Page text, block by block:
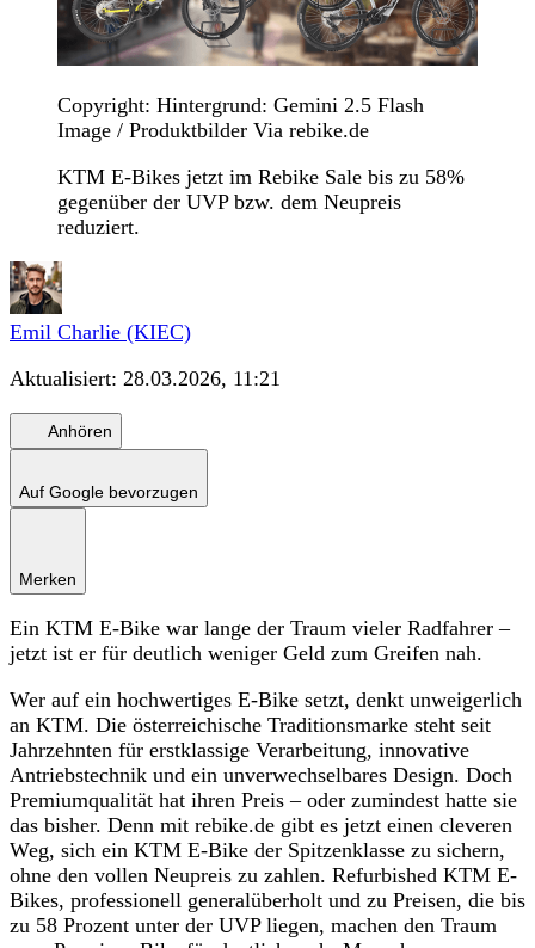
Copyright: Hintergrund: Gemini 2.5 Flash
Image / Produktbilder Via rebike.de
KTM E-Bikes jetzt im Rebike Sale bis zu 58%
gegenüber der UVP bzw. dem Neupreis
reduziert.
Emil Charlie (KIEC)
Aktualisiert: 28.03.2026, 11:21
Anhören
Auf Google bevorzugen
Merken
Ein KTM E-Bike war lange der Traum vieler Radfahrer –
jetzt ist er für deutlich weniger Geld zum Greifen nah.
Wer auf ein hochwertiges E-Bike setzt, denkt unweigerlich
an KTM. Die österreichische Traditionsmarke steht seit
Jahrzehnten für erstklassige Verarbeitung, innovative
Antriebstechnik und ein unverwechselbares Design. Doch
Premiumqualität hat ihren Preis – oder zumindest hatte sie
das bisher. Denn mit rebike.de gibt es jetzt einen cleveren
Weg, sich ein KTM E-Bike der Spitzenklasse zu sichern,
ohne den vollen Neupreis zu zahlen. Refurbished KTM E-
Bikes, professionell generalüberholt und zu Preisen, die bis
zu 58 Prozent unter der UVP liegen, machen den Traum